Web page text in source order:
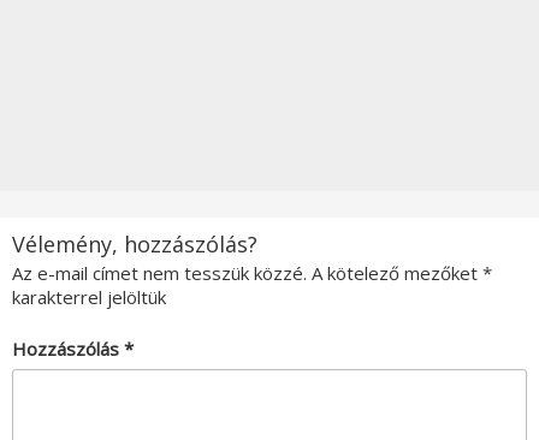
Vélemény, hozzászólás?
Az e-mail címet nem tesszük közzé. A kötelező mezőket *
karakterrel jelöltük
Hozzászólás *